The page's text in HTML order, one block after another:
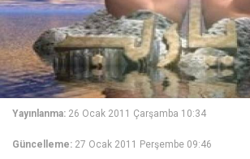
Yayınlanma: 26 Ocak 2011 Çarşamba 10:34
Güncelleme: 27 Ocak 2011 Perşembe 09:46